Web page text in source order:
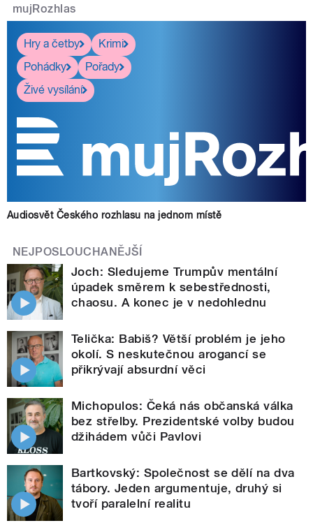
mujRozhlas
Hry a četby
Krimi
Pohádky
Pořady
Živé vysílání
Audiosvět Českého rozhlasu na jednom místě
NEJPOSLOUCHANĚJŠÍ
Joch: Sledujeme Trumpův mentální
úpadek směrem k sebestřednosti,
chaosu. A konec je v nedohlednu
Telička: Babiš? Větší problém je jeho
okolí. S neskutečnou arogancí se
přikrývají absurdní věci
Michopulos: Čeká nás občanská válka
bez střelby. Prezidentské volby budou
džihádem vůči Pavlovi
Bartkovský: Společnost se dělí na dva
tábory. Jeden argumentuje, druhý si
tvoří paralelní realitu